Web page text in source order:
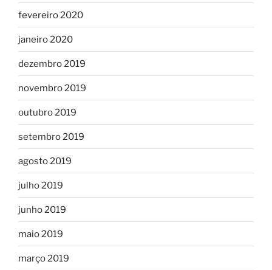
fevereiro 2020
janeiro 2020
dezembro 2019
novembro 2019
outubro 2019
setembro 2019
agosto 2019
julho 2019
junho 2019
maio 2019
março 2019